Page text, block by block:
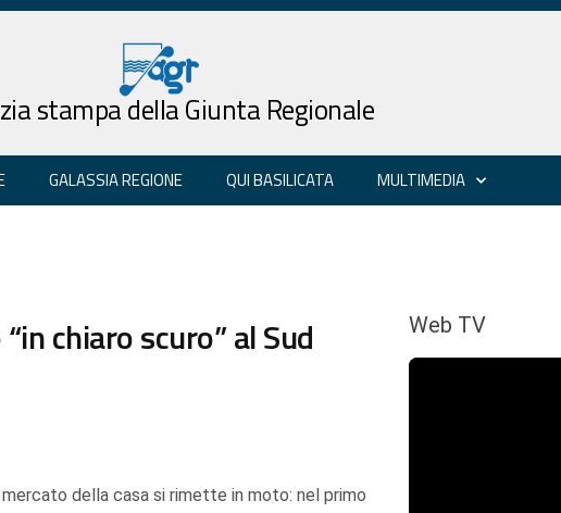
stampa della Giunta Regionale
GALASSIA REGIONE QUI BASILICATA MULTIMEDIA
chiaro scuro” al Sud
della casa si rimette in moto: nel primo
Web TV